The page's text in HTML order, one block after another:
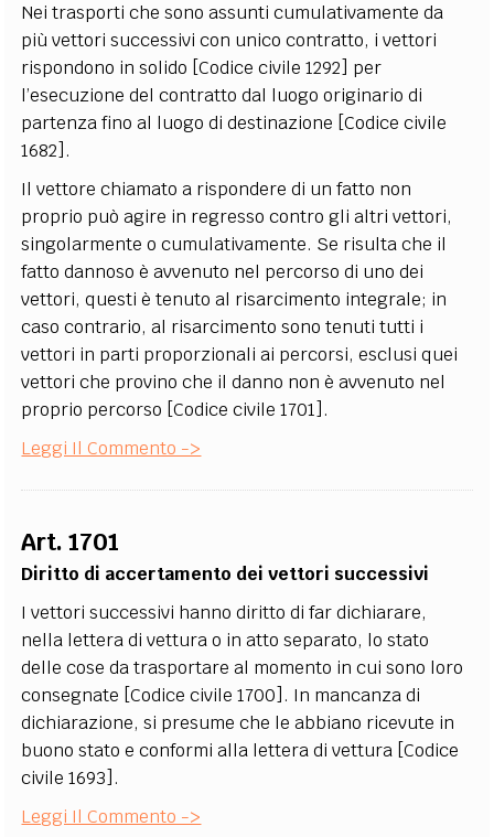
Nei trasporti che sono assunti cumulativamente da
più vettori successivi con unico contratto, i vettori
rispondono in solido [Codice civile 1292] per
l’esecuzione del contratto dal luogo originario di
partenza fino al luogo di destinazione [Codice civile
1682].
Il vettore chiamato a rispondere di un fatto non
proprio può agire in regresso contro gli altri vettori,
singolarmente o cumulativamente. Se risulta che il
fatto dannoso è avvenuto nel percorso di uno dei
vettori, questi è tenuto al risarcimento integrale; in
caso contrario, al risarcimento sono tenuti tutti i
vettori in parti proporzionali ai percorsi, esclusi quei
vettori che provino che il danno non è avvenuto nel
proprio percorso [Codice civile 1701].
Leggi Il Commento ->
Art. 1701
Diritto di accertamento dei vettori successivi
I vettori successivi hanno diritto di far dichiarare,
nella lettera di vettura o in atto separato, lo stato
delle cose da trasportare al momento in cui sono loro
consegnate [Codice civile 1700]. In mancanza di
dichiarazione, si presume che le abbiano ricevute in
buono stato e conformi alla lettera di vettura [Codice
civile 1693].
Leggi Il Commento ->